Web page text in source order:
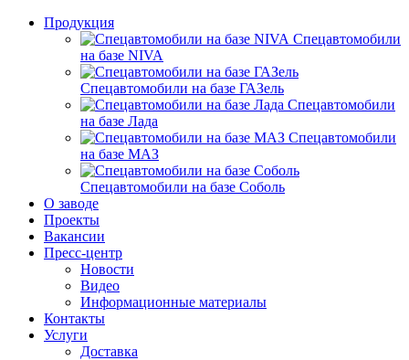
Продукция
Спецавтомобили
на базе NIVA
Спецавтомобили на базе ГАЗель
Спецавтомобили
на базе Лада
Спецавтомобили
на базе МАЗ
Спецавтомобили на базе Соболь
О заводе
Проекты
Вакансии
Пресс-центр
Новости
Видео
Информационные материалы
Контакты
Услуги
Доставка